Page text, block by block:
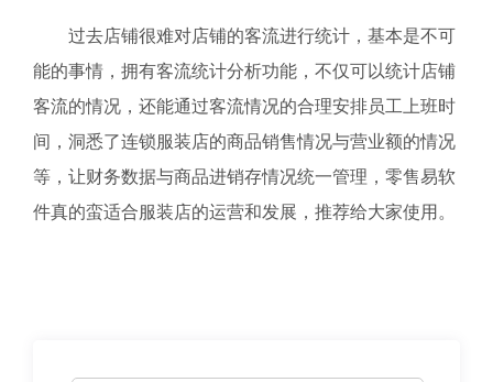
过去店铺很难对店铺的客流进行统计，基本是不可
能的事情，拥有客流统计分析功能，不仅可以统计店铺
客流的情况，还能通过客流情况的合理安排员工上班时
间，洞悉了连锁服装店的商品销售情况与营业额的情况
等，让财务数据与商品进销存情况统一管理，零售易软
件真的蛮适合服装店的运营和发展，推荐给大家使用。